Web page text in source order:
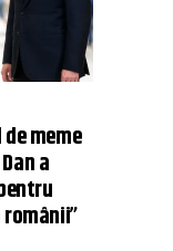
meme
a
românii”